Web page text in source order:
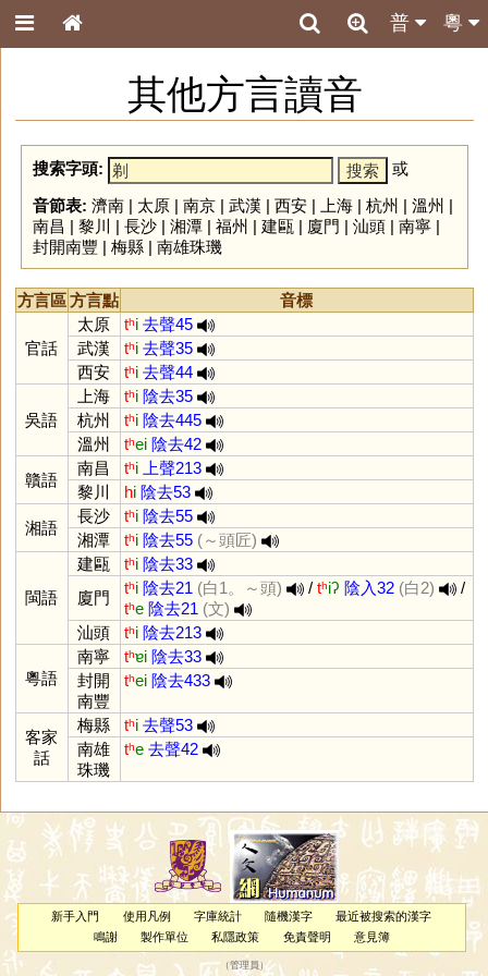
粵
普
其他方言讀音
搜索字頭:
或
音節表: 濟南| 太原| 南京| 武漢 | 西安| 上海| 杭州 | 溫州 |
南昌 | 黎川 | 長沙| 湘潭| 福州 | 建甌 | 廈門 | 汕頭| 南寧|
封開南豐 | 梅縣| 南雄珠璣
方言區方言點 音標
官話
太原 tʰi 去聲45
武漢
tʰi 去聲35
西安
tʰi 去聲44
吳語
上海 tʰi 陰去35
杭州
tʰi 陰去445
溫州
tʰei 陰去42
贛語
南昌 tʰi
上聲213
黎川
hi 陰去53
湘語
長沙 tʰi 陰去55
湘潭
tʰi 陰去55 (～頭匠)
閩語
建甌 tʰi 陰去33
廈門
tʰi 陰去21 (白1。～頭) / tʰiʔ 陰入32 (白2)
/
tʰe 陰去21 (文)
汕頭
tʰi 陰去213
粵語
南寧 tʰɐi 陰去33
封開
南豐
tʰei 陰去433
客家
話
梅縣 tʰi 去聲53
南雄
珠璣
tʰe 去聲42
新手入門 使用凡例 字庫統計 隨機漢字
最近被搜索的漢字
鳴謝
製作單位 私隱政策 免責聲明 意見簿
（管理員 ）